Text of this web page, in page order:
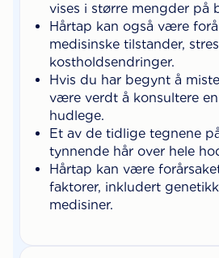
vises i større mengder på
Hårtap kan også være
medisinske tilstander,
kostholdsendringer.
Hvis du har begynt å
være verdt å konsultere
hudlege.
Et av de tidlige tegnene
tynnende hår over hele
Hårtap kan være
faktorer, inkludert
medisiner.